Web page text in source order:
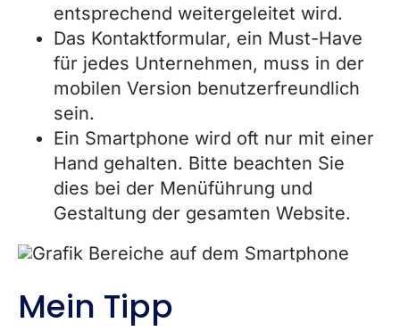
entsprechend weitergeleitet wird.
Das Kontaktformular, ein Must-Have
für jedes Unternehmen, muss in der
mobilen Version benutzerfreundlich
sein.
Ein Smartphone wird oft nur mit einer
Hand gehalten. Bitte beachten Sie
dies bei der Menüführung und
Gestaltung der gesamten Website.
Mein Tipp